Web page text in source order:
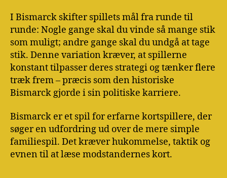
I Bismarck skifter spillets mål fra runde til
runde: Nogle gange skal du vinde så mange stik
som muligt; andre gange skal du undgå at tage
stik. Denne variation kræver, at spillerne
konstant tilpasser deres strategi og tænker flere
træk frem – præcis som den historiske
Bismarck gjorde i sin politiske karriere.
Bismarck er et spil for erfarne kortspillere, der
søger en udfordring ud over de mere simple
familiespil. Det kræver hukommelse, taktik og
evnen til at læse modstandernes kort.